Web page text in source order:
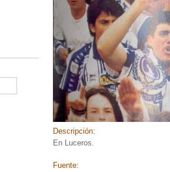
Descripción:
En Luceros.
Fuente: